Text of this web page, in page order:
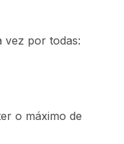
vez por todas:
o máximo de